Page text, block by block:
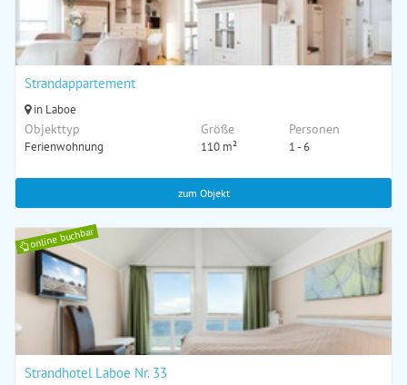
Strandappartement
in Laboe
Objekttyp
Ferienwohnung
Größe
110 m²
Personen
1 - 6
zum Objekt
online buchbar
Strandhotel Laboe Nr. 33